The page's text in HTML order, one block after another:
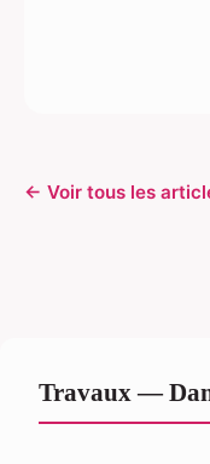
← Voir tous les
Travaux —